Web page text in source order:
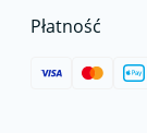
Płatność